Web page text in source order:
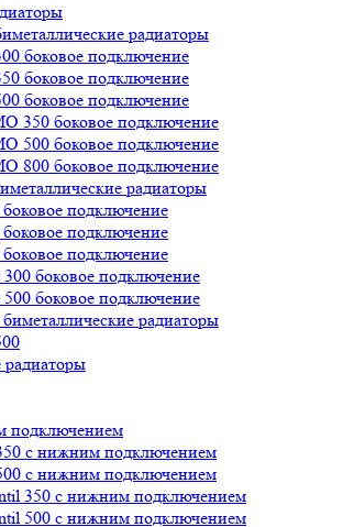
радиаторы
боковое подключение
боковое подключение
боковое подключение
350 боковое подключение
500 боковое подключение
800 боковое подключение
радиаторы
боковое подключение
боковое подключение
боковое подключение
боковое подключение
боковое подключение
радиаторы
радиаторы
подключением
с нижним подключением
с нижним подключением
350 с нижним подключением
500 с нижним подключением